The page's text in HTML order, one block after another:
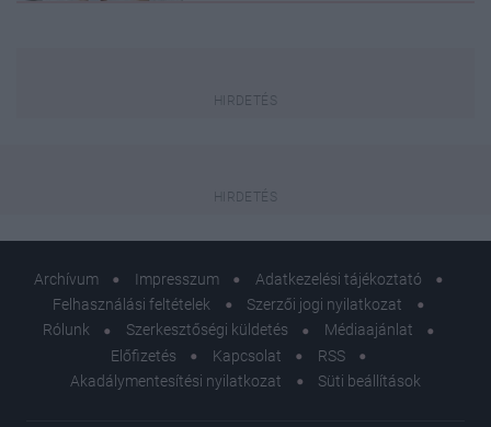
Archívum Impresszum
Adatkezelési tájékoztató
Felhasználási feltételek
Szerzői jogi nyilatkozat
Rólunk
Szerkesztőségi küldetés
Médiaajánlat
Előfizetés
Kapcsolat
RSS
Akadálymentesítési nyilatkozat
Süti beállítások